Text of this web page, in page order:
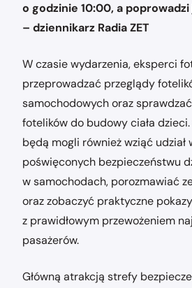
o godzinie 10:00, a
– dziennikarz Radia ZET
W czasie wydarzenia, eksperci
przeprowadzać przeglądy
samochodowych oraz
fotelików do budowy ciała
będą mogli również wziąć udział
poświęconych bezpieczeństwu
w samochodach, porozmawiać
oraz zobaczyć praktyczne
z prawidłowym przewożeniem
pasażerów.
Główną atrakcją strefy